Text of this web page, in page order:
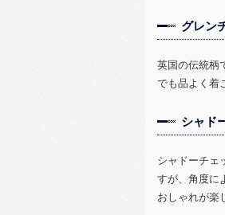
グレン
英国の伝統柄
でも品よく着
シャド
シャドーチェ
すが、角度に
おしゃれが楽